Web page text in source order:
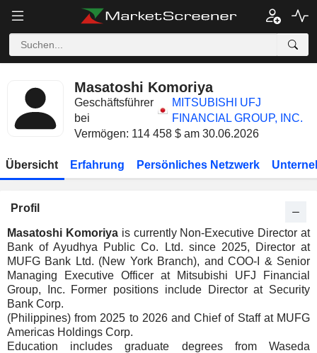
Masatoshi Komoriya
Geschäftsführer
bei
MITSUBISHI UFJ
FINANCIAL GROUP, INC.
Vermögen: 114 458 $ am 30.06.2026
Übersicht Erfahrung Persönliches Netzwerk
Profil
Masatoshi Komoriyais currently Non-Executive Director at
Bank of Ayudhya Public Co. Ltd. since 2025, Director at
MUFG Bank Ltd. (New York Branch), and COO-I & Senior
Managing Executive Officer at Mitsubishi UFJ Financial
Group, Inc. Former positions include Director at Security
Bank Corp.
(Philippines) from 2025 to 2026 and Chief of Staff at MUFG
Americas Holdings Corp.
Education includes graduate degrees from Waseda